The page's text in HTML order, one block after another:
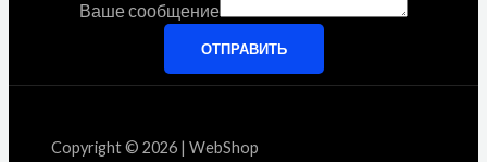
Ваше сообщение
ОТПРАВИТЬ
Copyright © 2026 | WebShop